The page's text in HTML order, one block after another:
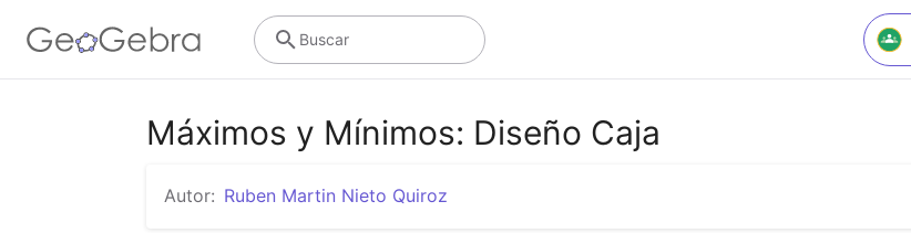
Buscar
Máximos y Mínimos: Diseño Caja
Autor: Ruben Martin Nieto Quiroz